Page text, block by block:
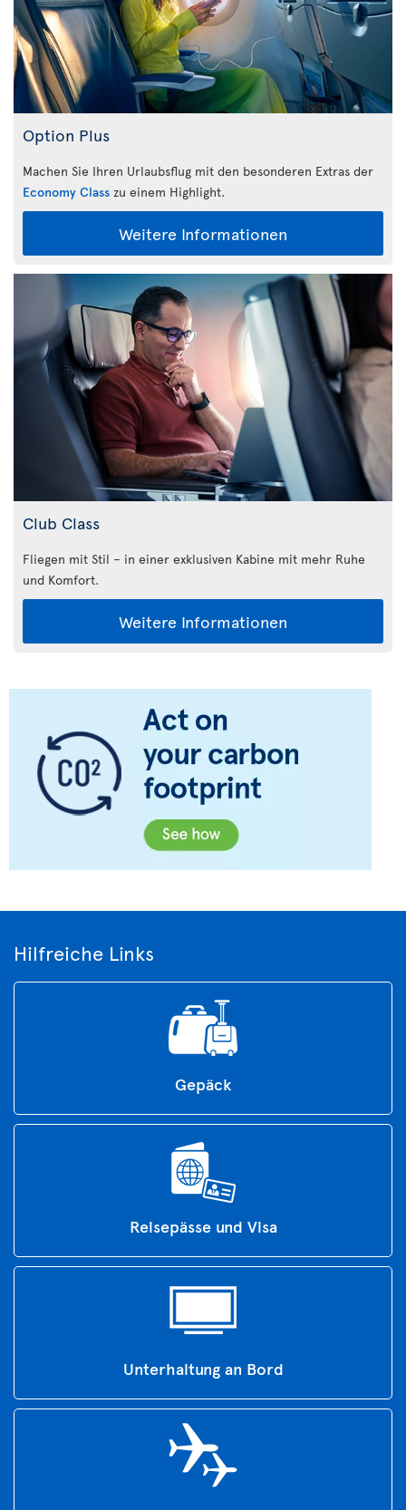
Option Plus
Machen Sie Ihren Urlaubsflug mit den besonderen Extras der
Economy Class zu einem Highlight.
Weitere Informationen
Club Class
Fliegen mit Stil – in einer exklusiven Kabine mit mehr Ruhe
und Komfort.
Weitere Informationen
Hilfreiche Links
Gepäck
Reisepässe und Visa
Unterhaltung an Bord